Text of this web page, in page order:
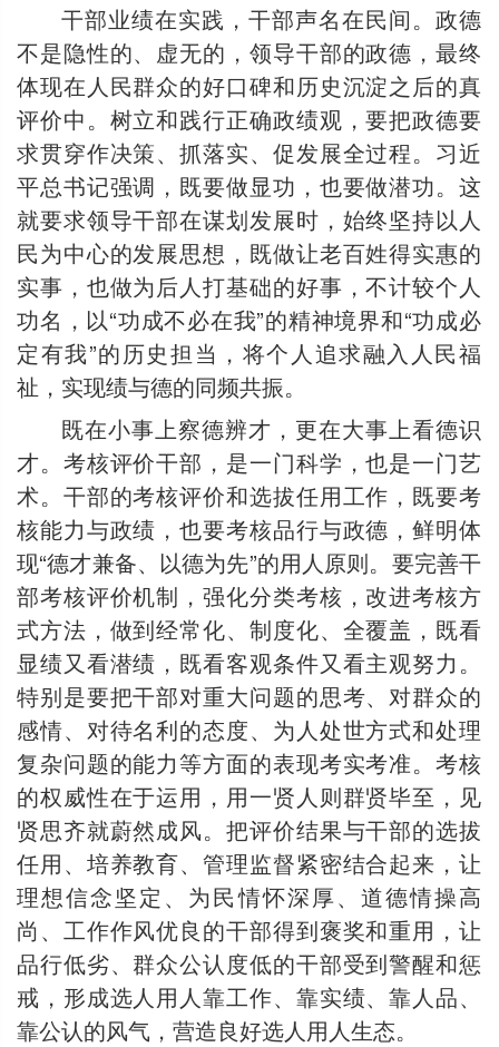
干部业绩在实践，干部声名在民间。政德
不是隐性的、虚无的，领导干部的政德，最终
体现在人民群众的好口碑和历史沉淀之后的真
评价中。树立和践行正确政绩观，要把政德要
求贯穿作决策、抓落实、促发展全过程。习近
平总书记强调，既要做显功，也要做潜功。这
就要求领导干部在谋划发展时，始终坚持以人
民为中心的发展思想，既做让老百姓得实惠的
实事，也做为后人打基础的好事，不计较个人
功名，以“功成不必在我”的精神境界和“功成必
定有我”的历史担当，将个人追求融入人民福
祉，实现绩与德的同频共振。
既在小事上察德辨才，更在大事上看德识
才。考核评价干部，是一门科学，也是一门艺
术。干部的考核评价和选拔任用工作，既要考
核能力与政绩，也要考核品行与政德，鲜明体
现“德才兼备、以德为先”的用人原则。要完善干
部考核评价机制，强化分类考核，改进考核方
式方法，做到经常化、制度化、全覆盖，既看
显绩又看潜绩，既看客观条件又看主观努力。
特别是要把干部对重大问题的思考、对群众的
感情、对待名利的态度、为人处世方式和处理
复杂问题的能力等方面的表现考实考准。考核
的权威性在于运用，用一贤人则群贤毕至，见
贤思齐就蔚然成风。把评价结果与干部的选拔
任用、培养教育、管理监督紧密结合起来，让
理想信念坚定、为民情怀深厚、道德情操高
尚、工作作风优良的干部得到褒奖和重用，让
品行低劣、群众公认度低的干部受到警醒和惩
戒，形成选人用人靠工作、靠实绩、靠人品、
靠公认的风气，营造良好选人用人生态。